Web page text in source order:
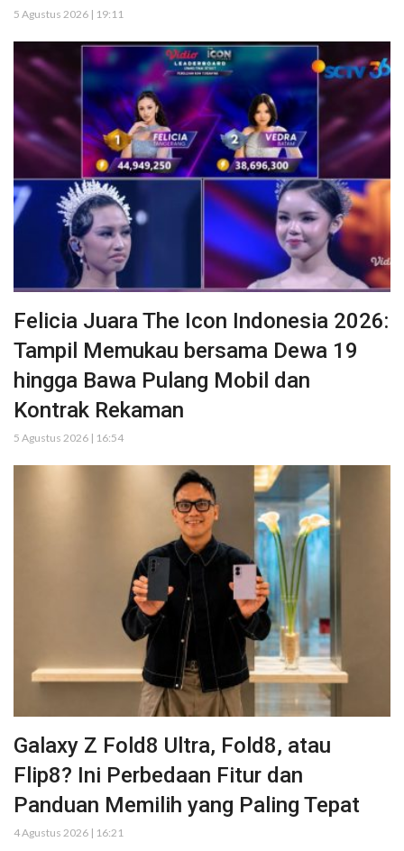
5 Agustus 2026 | 19:11
Felicia Juara The Icon Indonesia 2026:
Tampil Memukau bersama Dewa 19
hingga Bawa Pulang Mobil dan
Kontrak Rekaman
5 Agustus 2026 | 16:54
Galaxy Z Fold8 Ultra, Fold8, atau
Flip8? Ini Perbedaan Fitur dan
Panduan Memilih yang Paling Tepat
4 Agustus 2026 | 16:21